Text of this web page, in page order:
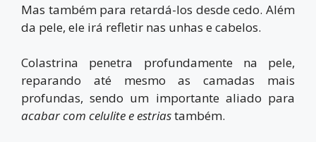
Mas também para retardá-los desde cedo. Além
da pele, ele irá refletir nas unhas e cabelos.
Colastrina penetra profundamente na pele,
reparando até mesmo as camadas mais
profundas, sendo um importante aliado para
acabar com celulite e estriastambém.